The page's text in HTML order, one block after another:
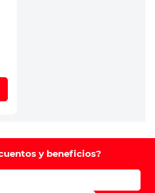
y beneficios?